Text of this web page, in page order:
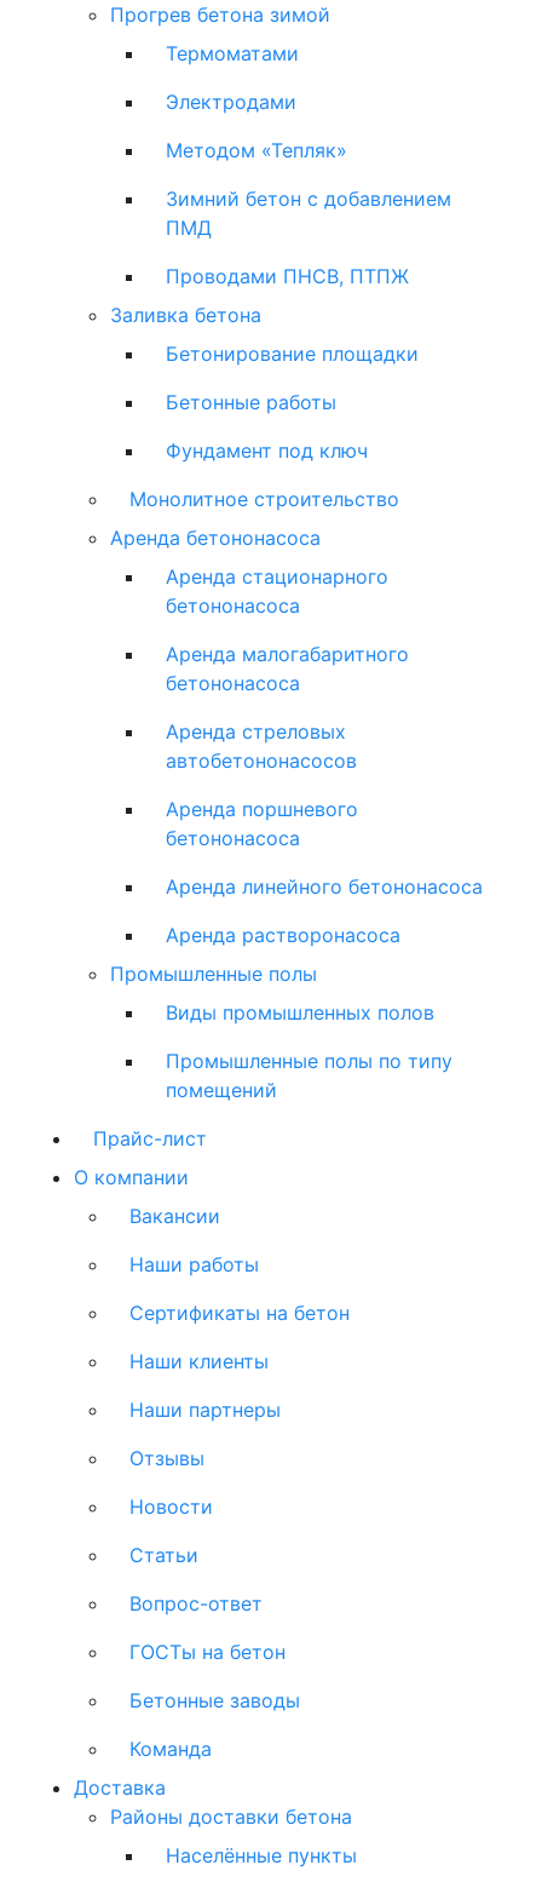
Прогрев бетона зимой
Термоматами
Электродами
Методом «Тепляк»
Зимний бетон с добавлением
ПМД
Проводами ПНСВ, ПТПЖ
Заливка бетона
Бетонирование площадки
Бетонные работы
Фундамент под ключ
Монолитное строительство
Аренда бетононасоса
Аренда стационарного
бетононасоса
Аренда малогабаритного
бетононасоса
Аренда стреловых
автобетононасосов
Аренда поршневого
бетононасоса
Аренда линейного бетононасоса
Аренда растворонасоса
Промышленные полы
Виды промышленных полов
Промышленные полы по типу
помещений
Прайс-лист
О компании
Вакансии
Наши работы
Сертификаты на бетон
Наши клиенты
Наши партнеры
Отзывы
Новости
Статьи
Вопрос-ответ
ГОСТы на бетон
Бетонные заводы
Команда
Доставка
Районы доставки бетона
Населённые пункты